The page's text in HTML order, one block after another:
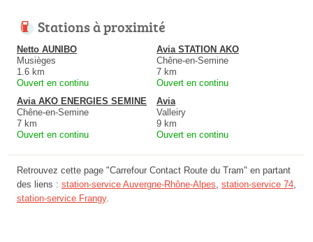
Stations à proximité
Netto AUNIBO
Musièges
1.6 km
Ouvert en continu
Avia STATION AKO
Chêne-en-Semine
7 km
Ouvert en continu
Avia AKO ENERGIES SEMINE
Chêne-en-Semine
7 km
Ouvert en continu
Avia
Valleiry
9 km
Ouvert en continu
Retrouvez cette page "Carrefour Contact Route du Tram" en partant
des liens : station-service Auvergne-Rhône-Alpes, station-service 74,
station-service Frangy.